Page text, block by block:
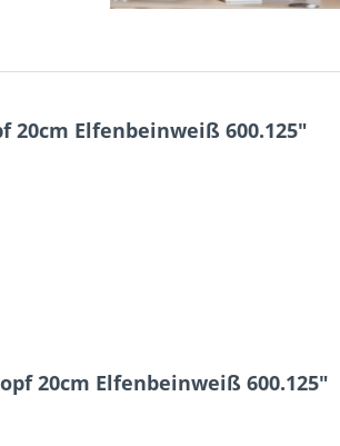
Elfenbeinweiß 600.125"
20cm Elfenbeinweiß 600.125"